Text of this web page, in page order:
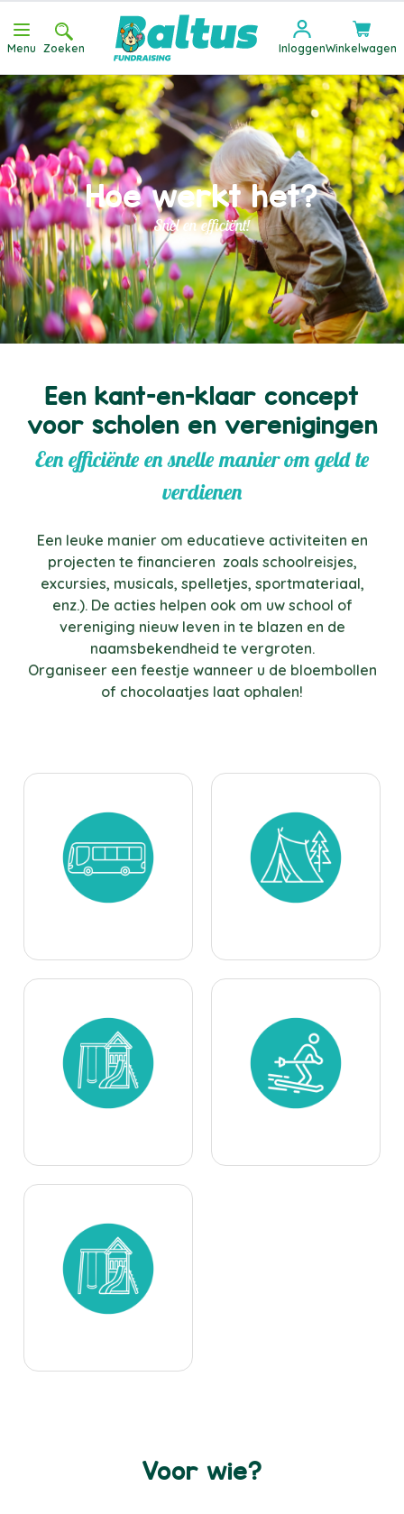
Ga direct door naar de inhoud
Menu Zoeken InloggenWinkelwagen
Hoe werkt het?
Snel en efficiënt!
Een kant-en-klaar concept
voor scholen en verenigingen
Een efficiënte en snelle manier om geld te
verdienen
Een leuke manier om educatieve activiteiten en
projecten te financieren zoals schoolreisjes,
excursies, musicals, spelletjes, sportmateriaal,
enz.). De acties helpen ook om uw school of
vereniging nieuw leven in te blazen en de
naamsbekendheid te vergroten.
Organiseer een feestje wanneer u de bloembollen
of chocolaatjes laat ophalen!
Voor wie?